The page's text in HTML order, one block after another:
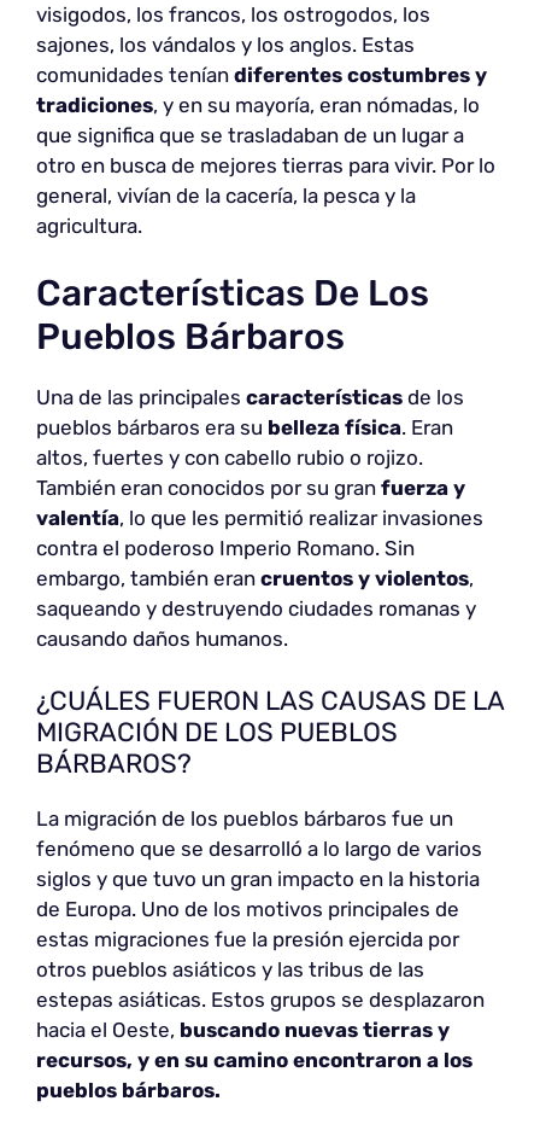
visigodos, los francos, los ostrogodos, los
sajones, los vándalos y los anglos. Estas
comunidades tenían diferentes costumbres y
tradiciones, y en su mayoría, eran nómadas, lo
que significa que se trasladaban de un lugar a
otro en busca de mejores tierras para vivir. Por lo
general, vivían de la cacería, la pesca y la
agricultura.
Características De Los
Pueblos Bárbaros
Una de las principales características de los
pueblos bárbaros era su belleza física. Eran
altos, fuertes y con cabello rubio o rojizo.
También eran conocidos por su gran fuerza y
valentía, lo que les permitió realizar invasiones
contra el poderoso Imperio Romano. Sin
embargo, también eran cruentos y violentos,
saqueando y destruyendo ciudades romanas y
causando daños humanos.
¿CUÁLES FUERON LAS CAUSAS DE LA
MIGRACIÓN DE LOS PUEBLOS
BÁRBAROS?
La migración de los pueblos bárbaros fue un
fenómeno que se desarrolló a lo largo de varios
siglos y que tuvo un gran impacto en la historia
de Europa. Uno de los motivos principales de
estas migraciones fue la presión ejercida por
otros pueblos asiáticos y las tribus de las
estepas asiáticas. Estos grupos se desplazaron
hacia el Oeste, buscando nuevas tierras y
recursos, y en su camino encontraron a los
pueblos bárbaros.